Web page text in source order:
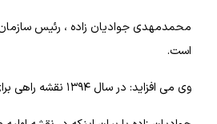
محمدمهدی جوادیان زاده ، رئیس سازمان
است.
وی می افزاید: در سال ۱۳۹۴ نقشه راهی برای موضوع تعدیل هوا در کشور تهیه و مورد تایید وزارت نیرو قرار گرفت و اکنون در حال به روز رسانی آن هستیم.